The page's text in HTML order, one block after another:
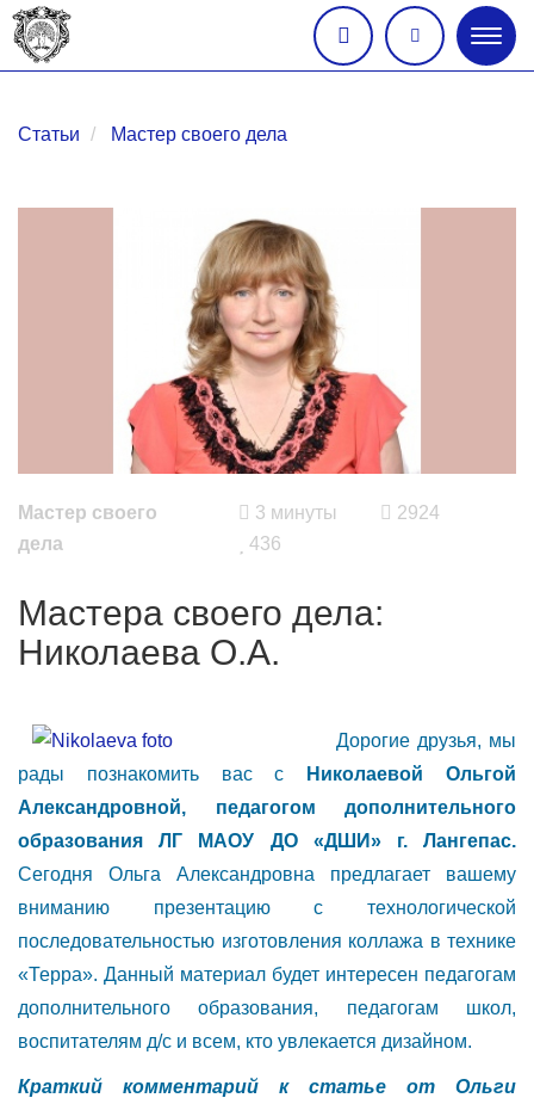
меню
Статьи Мастер своего дела
Мастер своего
дела
3 минуты
2924
436
Мастера своего дела:
Николаева О.А.
Дорогие друзья, мы
рады познакомить вас с
Николаевой Ольгой
Александровной, педагогом дополнительного
образования ЛГ МАОУ ДО «ДШИ» г. Лангепас.
Сегодня Ольга Александровна предлагает вашему
вниманию презентацию с технологической
последовательностью изготовления коллажа в технике
«Терра». Данный материал будет интересен педагогам
дополнительного образования, педагогам школ,
воспитателям д/с и всем, кто увлекается дизайном.
Краткий комментарий к статье от Ольги